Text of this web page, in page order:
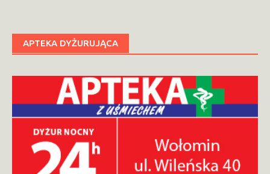
APTEKA DYŻURUJĄCA